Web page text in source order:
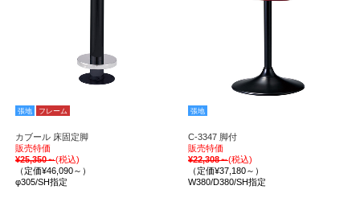
張地 フレーム
カブール 床固定脚
販売特価
¥25,350～(税込)
（定価¥46,090～）
φ305/SH指定
張地
C-3347 脚付
販売特価
¥22,308～(税込)
（定価¥37,180～）
W380/D380/SH指定